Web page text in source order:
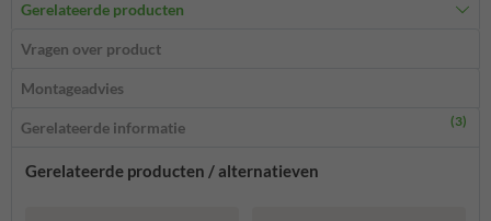
Gerelateerde producten
Vragen over product
Montageadvies
Gerelateerde informatie (3)
Gerelateerde producten / alternatieven